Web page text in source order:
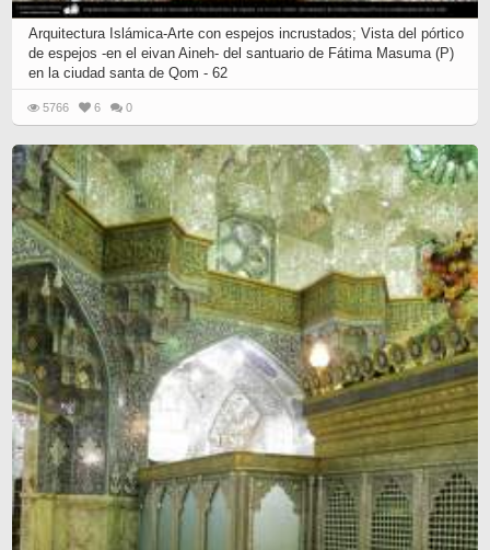
Arquitectura Islámica-Arte con espejos incrustados; Vista del pórtico
de espejos -en el eivan Aineh- del santuario de Fátima Masuma (P)
en la ciudad santa de Qom - 62
5766 6 0